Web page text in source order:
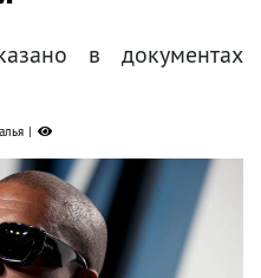
в документах